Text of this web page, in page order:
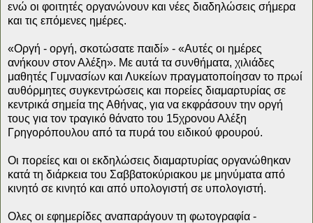
ενώ οι φοιτητές οργανώνουν και νέες διαδηλώσεις σήμερα
και τις επόμενες ημέρες.
«Οργή - οργή, σκοτώσατε παιδί» - «Αυτές οι ημέρες
ανήκουν στον Αλέξη». Με αυτά τα συνθήματα, χιλιάδες
μαθητές Γυμνασίων και Λυκείων πραγματοποίησαν το πρωί
αυθόρμητες συγκεντρώσεις και πορείες διαμαρτυρίας σε
κεντρικά σημεία της Αθήνας, για να εκφράσουν την οργή
τους για τον τραγικό θάνατο του 15χρονου Αλέξη
Γρηγορόπουλου από τα πυρά του ειδικού φρουρού.
Oι πορείες και οι εκδηλώσεις διαμαρτυρίας οργανώθηκαν
κατά τη διάρκεια του Σαββατοκύριακου με μηνύματα από
κινητό σε κινητό και από υπολογιστή σε υπολογιστή.
Ολες οι εφημερίδες αναπαράγουν τη φωτογραφία -